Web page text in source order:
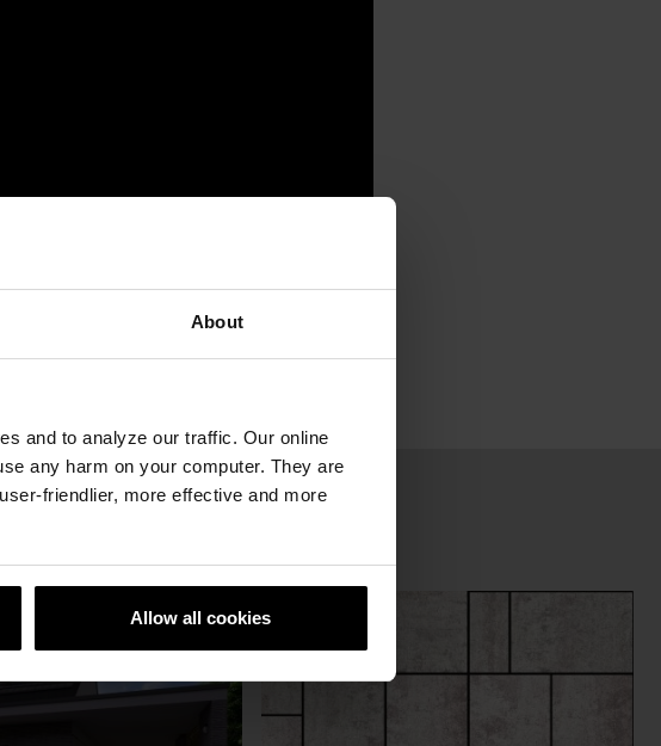
About
and to analyze our traffic. Our online
any harm on your computer. They are
friendlier, more effective and more
Allow all cookies